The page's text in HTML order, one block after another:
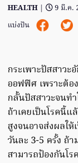
HEALTH |
9 มี.ค.
แบ่งปัน
กระเพาะปัสสาวะ
ออฟฟิศ เพราะต้อ
กลั้นปัสสาวะจนทำ
ถ้าเคยเป็นโรคนี้แ
สูงจนอาจส่งผลให้
วันละ 3-5 ครั้ง ถ้า
สามารถป้องกันโร